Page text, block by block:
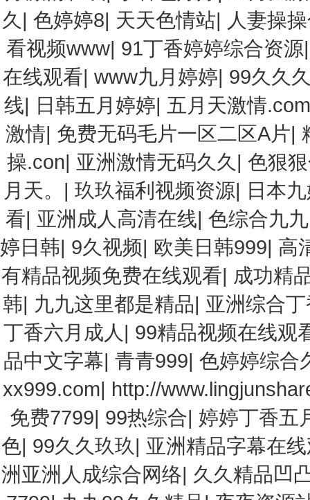
久 |色婷婷8| 天天色情站| 人妻操
看视频www| 91丁香婷婷综合资源
在线观看|www九月婷婷| 99久久
线| 日韩五月婷婷| 五月天激情.com
激情| 免费无码毛片一区二区A片|
操.con| 亚洲激情无码久久 | 色狠
月天。 | 玖玖福利视频资源| 日本
看| 亚洲成人高清在线|色综合九九
婷日韩| 9久视频| 欧美日韩999| 高
有精品视频免费在线观看| 成功精
韩| 九九这里都是精品| 亚洲综合
丁香六月成人 | 99精品视频在线观
品中文字幕|青青999|色婷婷综合
xx999.com| http://
免费7799| 99热综合| 婷婷丁香五
色| 99久久玖玖| 亚洲精品字幕在
洲亚洲人成综合网络| 久久精品凹